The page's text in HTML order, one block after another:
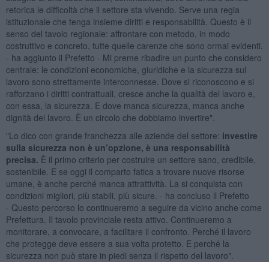
retorica le difficoltà che il settore sta vivendo. Serve una regia
istituzionale che tenga insieme diritti e responsabilità. Questo è il
senso del tavolo regionale: affrontare con metodo, in modo
costruttivo e concreto, tutte quelle carenze che sono ormai evidenti.
- ha aggiunto il Prefetto - Mi preme ribadire un punto che considero
centrale: le condizioni economiche, giuridiche e la sicurezza sul
lavoro sono strettamente interconnesse. Dove si riconoscono e si
rafforzano i diritti contrattuali, cresce anche la qualità del lavoro e,
con essa, la sicurezza. E dove manca sicurezza, manca anche
dignità del lavoro. È un circolo che dobbiamo invertire".
"Lo dico con grande franchezza alle aziende del settore: investire
sulla sicurezza non è un’opzione, è una responsabilità
precisa. È il primo criterio per costruire un settore sano, credibile,
sostenibile. E se oggi il comparto fatica a trovare nuove risorse
umane, è anche perché manca attrattività. La si conquista con
condizioni migliori, più stabili, più sicure. - ha concluso il Prefetto
- Questo percorso lo continueremo a seguire da vicino anche come
Prefettura. Il tavolo provinciale resta attivo. Continueremo a
monitorare, a convocare, a facilitare il confronto. Perché il lavoro
che protegge deve essere a sua volta protetto. E perché la
sicurezza non può stare in piedi senza il rispetto del lavoro".